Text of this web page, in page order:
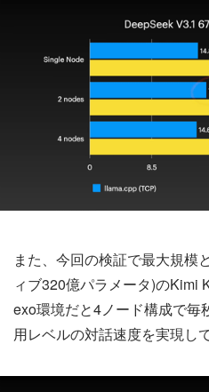
また、今回の検証で最大規模
ィブ320億パラメータ)のKimi
exo環境だと4ノード構成で毎
用レベルの対話速度を実現し